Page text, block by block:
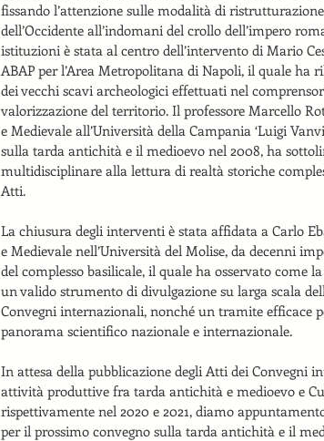
fissando l’attenzione sulle modalità di
dell’Occidente all’indomani del crollo dell’impero
istituzioni è stata al centro dell’intervento di Mario
ABAP per l’Area Metropolitana di Napoli, il quale ha
dei vecchi scavi archeologici effettuati nel
valorizzazione del territorio. Il professore Marcello
e Medievale all’Università della Campania ‘Luigi
sulla tarda antichità e il medioevo nel 2008, ha
multidisciplinare alla lettura di realtà storiche
Atti.
La chiusura degli interventi è stata affidata a Carlo
e Medievale nell’Università del Molise, da decenni
del complesso basilicale, il quale ha osservato come
un valido strumento di divulgazione su larga scala
Convegni internazionali, nonché un tramite efficace
panorama scientifico nazionale e internazionale.
In attesa della pubblicazione degli Atti dei Convegni
attività produttive fra tarda antichità e medioevo e
rispettivamente nel 2020 e 2021, diamo
per il prossimo convegno sulla tarda antichità e il